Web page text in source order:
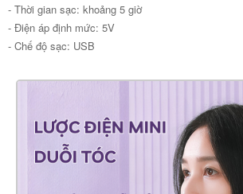
- Thời gian sạc: khoảng 5 giờ
- Điện áp định mức: 5V
- Chế độ sạc: USB